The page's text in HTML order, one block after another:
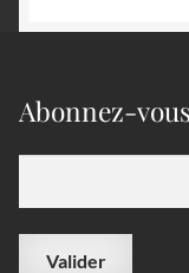
Abonnez-